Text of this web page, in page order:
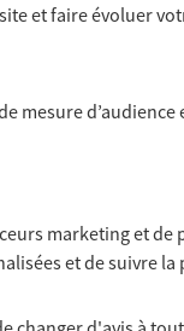
et faire évoluer
mesure
marketing et de
et de suivre